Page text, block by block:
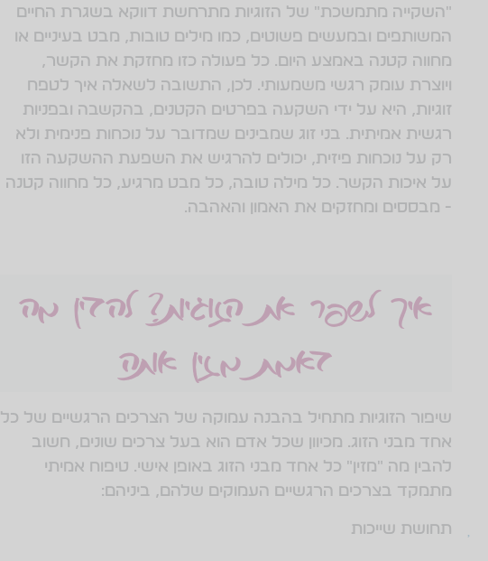
"השקייה מתמשכת" של הזוגיות מתרחשת דווקא בשגרת החיים
המשותפים ובמעשים פשוטים, כמו מילים טובות, מבט בעיניים או
מחווה קטנה באמצע היום. כל פעולה כזו מחזקת את הקשר,
ויוצרת עומק רגשי משמעותי. לכן, התשובה לשאלה איך לטפח
זוגיות, היא על ידי השקעה בפרטים הקטנים, בהקשבה ובפניות
רגשית אמיתית. בני זוג שמבינים שמדובר על נוכחות פנימית ולא
רק על נוכחות פיזית, יכולים להרגיש את השפעת ההשקעה הזו
על איכות הקשר. כל מילה טובה, כל מבט מרגיע, כל מחווה קטנה
- מבססים ומחזקים את האמון והאהבה.
איך לשפר את הזוגיות? להבין מה
באמת מזין אותה
שיפור הזוגיות מתחיל בהבנה עמוקה של הצרכים הרגשיים של כל
אחד מבני הזוג. מכיוון שכל אדם הוא בעל צרכים שונים, חשוב
להבין מה "מזין" כל אחד מבני הזוג באופן אישי. טיפוח אמיתי
מתמקד בצרכים הרגשיים העמוקים שלהם, ביניהם:
תחושת שייכות